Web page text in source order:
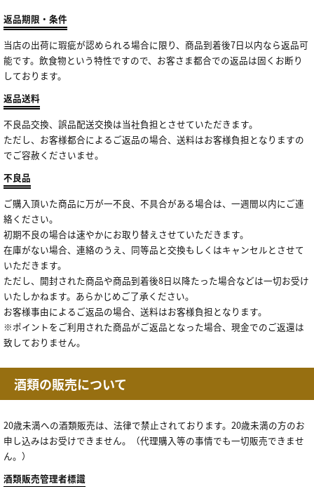
返品期限・条件
当店の出荷に瑕疵が認められる場合に限り、商品到着後7日以内なら返品可
能です。飲食物という特性ですので、お客さま都合での返品は固くお断り
しております。
返品送料
不良品交換、誤品配送交換は当社負担とさせていただきます。
ただし、お客様都合によるご返品の場合、送料はお客様負担となりますの
でご容赦くださいませ。
不良品
ご購入頂いた商品に万が一不良、不具合がある場合は、一週間以内にご連
絡ください。
初期不良の場合は速やかにお取り替えさせていただきます。
在庫がない場合、連絡のうえ、同等品と交換もしくはキャンセルとさせて
いただきます。
ただし、開封された商品や商品到着後8日以降たった場合などは一切お受け
いたしかねます。あらかじめご了承ください。
お客様事由によるご返品の場合、送料はお客様負担となります。
※ポイントをご利用された商品がご返品となった場合、現金でのご返還は
致しておりません。
酒類の販売について
20歳未満への酒類販売は、法律で禁止されております。20歳未満の方のお
申し込みはお受けできません。（代理購入等の事情でも一切販売できませ
ん。）
酒類販売管理者標識